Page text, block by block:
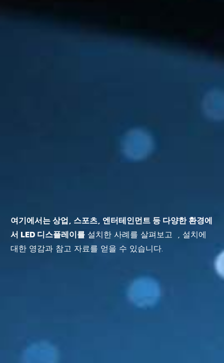
여기에서는 상업, 스포츠, 엔터테인먼트 등 다양한 환경에
서 LED 디스플레이를설치한 사례를 살펴보고 , 설치에
대한 영감과 참고 자료를 얻을 수 있습니다.